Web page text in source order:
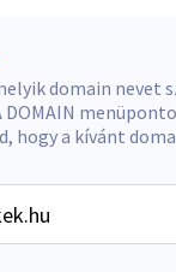
domain nevet
hogy a kívánt